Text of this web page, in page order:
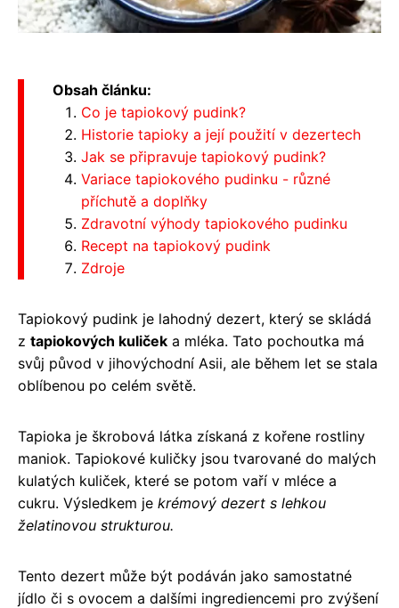
Obsah článku:
Co je tapiokový pudink?
Historie tapioky a její použití v dezertech
Jak se připravuje tapiokový pudink?
Variace tapiokového pudinku - různé
příchutě a doplňky
Zdravotní výhody tapiokového pudinku
Recept na tapiokový pudink
Zdroje
Tapiokový pudink je lahodný dezert, který se skládá
z tapiokových kuliček a mléka. Tato pochoutka má
svůj původ v jihovýchodní Asii, ale během let se stala
oblíbenou po celém světě.
Tapioka je škrobová látka získaná z kořene rostliny
maniok. Tapiokové kuličky jsou tvarované do malých
kulatých kuliček, které se potom vaří v mléce a
cukru. Výsledkem je krémový dezert s lehkou
želatinovou strukturou.
Tento dezert může být podáván jako samostatné
jídlo či s ovocem a dalšími ingrediencemi pro zvýšení